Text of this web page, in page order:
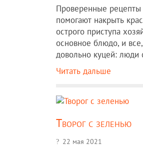
Проверенные рецепты
помогают накрыть
острого приступа
основное блюдо, и
довольно куцей: люди
Читать дальше
Творог с зеленью
22 мая 2021